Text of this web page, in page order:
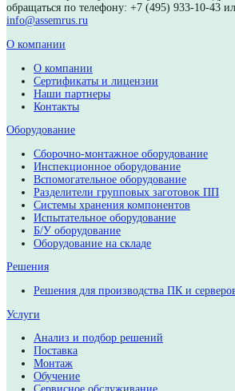
Докладчик: Даниил Митичев,
Для регистрации на вебинар:
участие на e-mail:
По всем вопросам участия и
обращаться по телефону: +7 (495)
О компании
О компании
Сертификаты и лицензии
Наши партнеры
Контакты
Оборудование
Инспекционное оборудование
Разделители групповых
Системы хранения компонентов
Испытательное оборудование
Б/У оборудование
Оборудование на складе